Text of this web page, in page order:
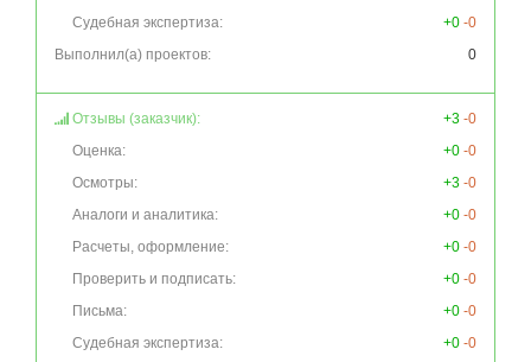
Судебная экспертиза:
+0 -0
Выполнил(а) проектов:
0
Отзывы (заказчик): +3 -0
Оценка:
+0 -0
Осмотры:
+3 -0
Аналоги и аналитика:
+0 -0
Расчеты, оформление:
+0 -0
Проверить и подписать:
+0 -0
Письма:
+0 -0
Судебная экспертиза:
+0 -0